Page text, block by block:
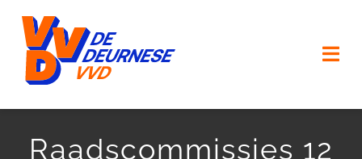
inhoud
Raadscommissies 12